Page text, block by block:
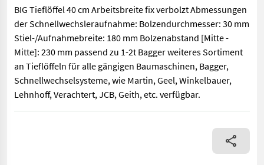
BIG Tieflöffel 40 cm Arbeitsbreite fix verbolzt Abmessungen
der Schnellwechsleraufnahme: Bolzendurchmesser: 30 mm
Stiel-/Aufnahmebreite: 180 mm Bolzenabstand [Mitte -
Mitte]: 230 mm passend zu 1-2t Bagger weiteres Sortiment
an Tieflöffeln für alle gängigen Baumaschinen, Bagger,
Schnellwechselsysteme, wie Martin, Geel, Winkelbauer,
Lehnhoff, Verachtert, JCB, Geith, etc. verfügbar.
BIG Tieflöffel 40 cm Arbeitsbreite fix verbolzt Abmessungen